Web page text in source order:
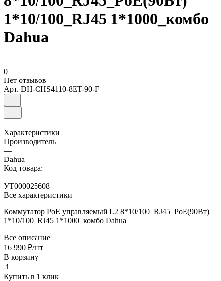
1*10/100_RJ45 1*1000_комбо
Dahua
0
Нет отзывов
Арт. DH-CHS4110-8ET-90-F
Характеристики
Производитель
—
Dahua
Код товара:
—
УТ000025608
Все характеристики
Коммутатор PoE управляемый L2 8*10/100_RJ45_PoE(90Вт)
1*10/100_RJ45 1*1000_комбо Dahua
Все описание
16 990 ₽/шт
В корзину
Купить в 1 клик